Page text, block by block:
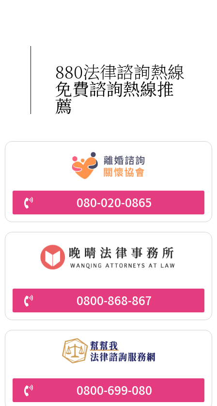
880法律諮詢熱線
免費諮詢熱線推
薦
080-020-0865
0800-868-867
0800-699-080